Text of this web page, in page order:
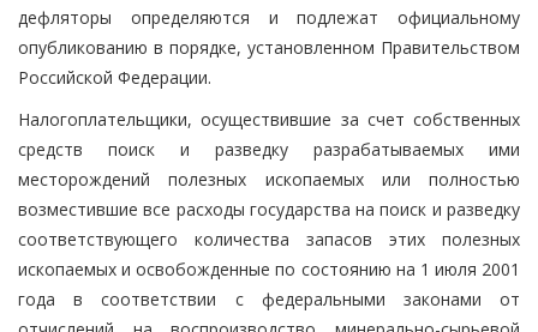
дефляторы определяются и подлежат официальному
опубликованию в порядке, установленном Правительством
Российской Федерации.
Налогоплательщики, осуществившие за счет собственных
средств поиск и разведку разрабатываемых ими
месторождений полезных ископаемых или полностью
возместившие все расходы государства на поиск и разведку
соответствующего количества запасов этих полезных
ископаемых и освобожденные по состоянию на 1 июля 2001
года в соответствии с федеральными законами от